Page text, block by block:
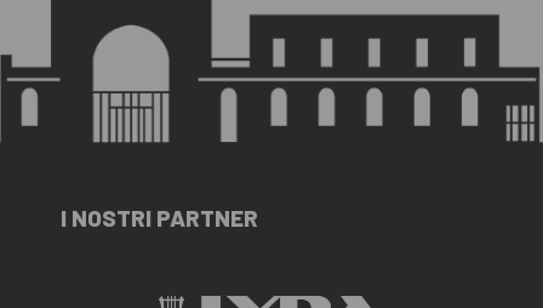
I NOSTRI PARTNER